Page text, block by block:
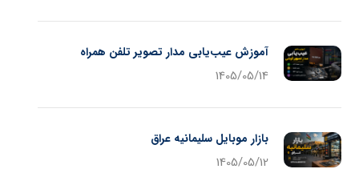
آموزش عیب‌یابی مدار تصویر تلفن همراه
1405/05/14
بازار موبایل سلیمانیه عراق
1405/05/12